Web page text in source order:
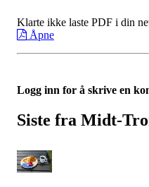
Klarte ikke laste PDF i din
Åpne
Logg inn for å skrive en
Siste fra Midt-